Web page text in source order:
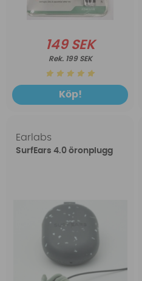
149 SEK
199 SEK
Köp!
Earlabs
SurfEars 4.0 öronplugg